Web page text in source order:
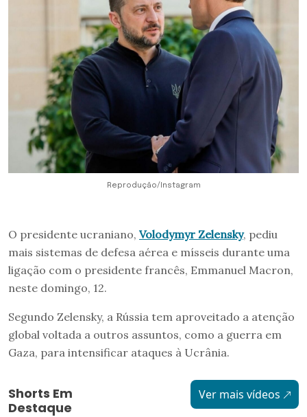
Reprodução/Instagram
O presidente ucraniano, Volodymyr Zelensky, pediu
mais sistemas de defesa aérea e mísseis durante uma
ligação com o presidente francês, Emmanuel Macron,
neste domingo, 12.
Segundo Zelensky, a Rússia tem aproveitado a atenção
global voltada a outros assuntos, como a guerra em
Gaza, para intensificar ataques à Ucrânia.
Shorts Em
Destaque
Ver mais vídeos